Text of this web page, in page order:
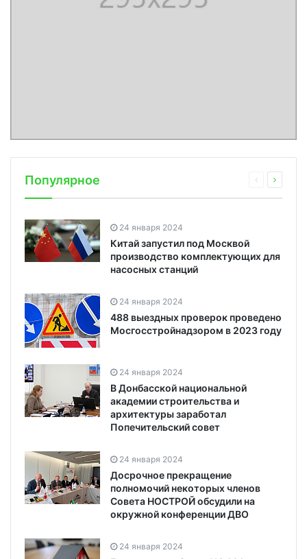
Популярное
24 января 2024
Китай запустил под Москвой
производство комплектующих для
насосных станций
24 января 2024
488 выездных проверок проведено
Мосгосстройнадзором в 2023 году
24 января 2024
В Донбасской национальной
академии строительства и
архитектуры заработал
Попечительский совет
24 января 2024
Досрочное прекращение
полномочий некоторых членов
Совета НОСТРОЙ обсудили на
окружной конференции ДВО
24 января 2024